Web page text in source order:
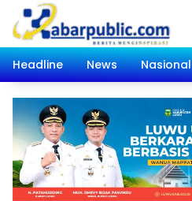
Langsung
konten
Headline
News Nasional